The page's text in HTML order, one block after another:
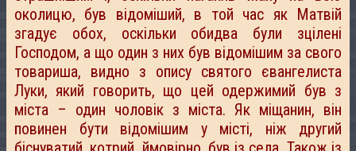
околицю, був відоміший, в той час як Матвій
згадує обох, оскільки обидва були зцілені
Господом, а що один з них був відомішим за свого
товариша, видно з опису святого євангелиста
Луки, який говорить, що цей одержимий був з
міста – один чоловік з міста. Як міщанин, він
повинен бути відомішим у місті, ніж другий